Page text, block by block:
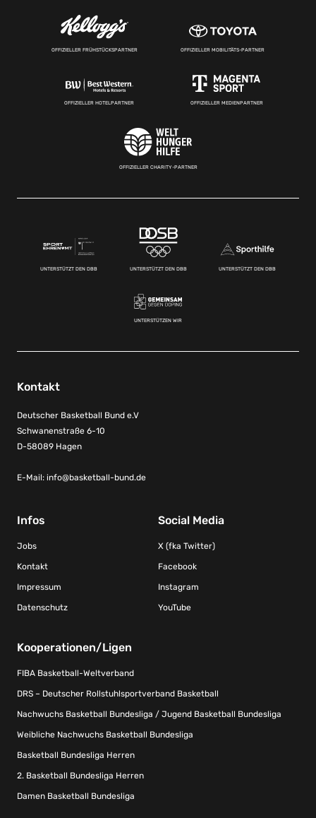
OFFIZIELLER FRÜHSTÜCKSPARTNER OFFIZIELLER MOBILITÄTS-PARTNER
OFFIZIELLER HOTELPARTNER OFFIZIELLER MEDIENPARTNER
OFFIZIELLER CHARITY-PARTNER
UNTERSTÜTZT DEN DBB UNTERSTÜTZT DEN DBB UNTERSTÜTZT DEN DBB
UNTERSTÜTZEN WIR
Kontakt
Deutscher Basketball Bund e.V
Schwanenstraße 6-10
D-58089 Hagen
E-Mail: info@basketball-bund.de
Infos
Jobs
Kontakt
Impressum
Datenschutz
Social Media
X (fka Twitter)
Facebook
Instagram
YouTube
Kooperationen/Ligen
FIBA Basketball-Weltverband
DRS – Deutscher Rollstuhlsportverband Basketball
Nachwuchs Basketball Bundesliga / Jugend Basketball Bundesliga
Weibliche Nachwuchs Basketball Bundesliga
Basketball Bundesliga Herren
2. Basketball Bundesliga Herren
Damen Basketball Bundesliga